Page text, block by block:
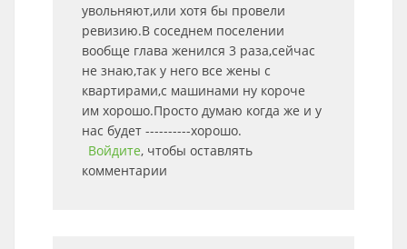
увольняют,или хотя бы провели
ревизию.В соседнем поселении
вообще глава женился 3 раза,сейчас
не знаю,так у него все жены с
квартирами,с машинами ну короче
им хорошо.Просто думаю когда же и у
нас будет ----------хорошо.
Войдите, чтобы оставлять
комментарии